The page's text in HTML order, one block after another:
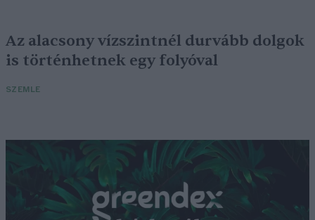
Az alacsony vízszintnél durvább dolgok
is történhetnek egy folyóval
SZEMLE